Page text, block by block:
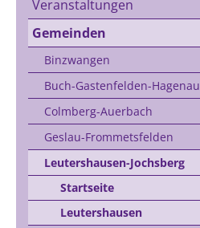
Veranstaltungen
Gemeinden
Binzwangen
Buch-Gastenfelden-Hagenau
Colmberg-Auerbach
Geslau-Frommetsfelden
Leutershausen-Jochsberg
Startseite
Leutershausen